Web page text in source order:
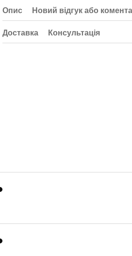
Опис Новий відгук або
Доставка Консультація